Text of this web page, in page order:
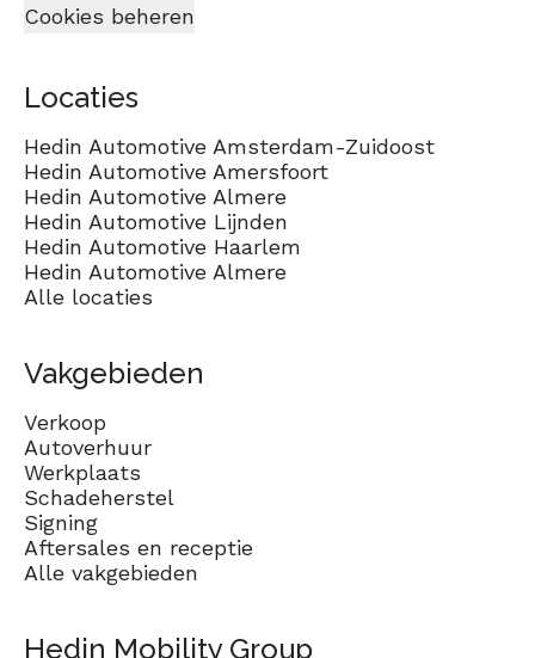
Cookies beheren
Locaties
Hedin Automotive Amsterdam-Zuidoost
Hedin Automotive Amersfoort
Hedin Automotive Almere
Hedin Automotive Lijnden
Hedin Automotive Haarlem
Hedin Automotive Almere
Alle locaties
Vakgebieden
Verkoop
Autoverhuur
Werkplaats
Schadeherstel
Signing
Aftersales en receptie
Alle vakgebieden
Hedin Mobility Group